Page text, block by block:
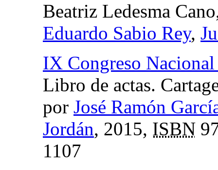
Beatriz Ledesma
Eduardo Sabio Rey,
IX Congreso
Libro de actas.
por José Ramón
Jordán, 2015, ISBN
1107